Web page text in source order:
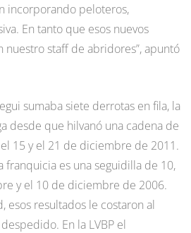
incorporando peloteros,
En tanto que esos nuevos
nuestro staff de abridores”, apuntó
sumaba siete derrotas en fila, la
desde que hilvanó una cadena de
15 y el 21 de diciembre de 2011.
franquicia es una seguidilla de 10,
y el 10 de diciembre de 2006.
esos resultados le costaron al
En la LVBP el